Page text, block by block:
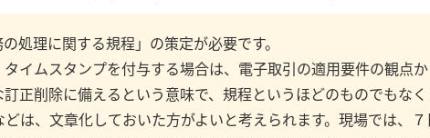
処理に関する規程」の策定が必要です。
イムスタンプを付与する場合は、電子取引の適用要件の観点
正削除に備えるという意味で、規程というほどのものでもな
は、文章化しておいた方がよいと考えられます。現場では、